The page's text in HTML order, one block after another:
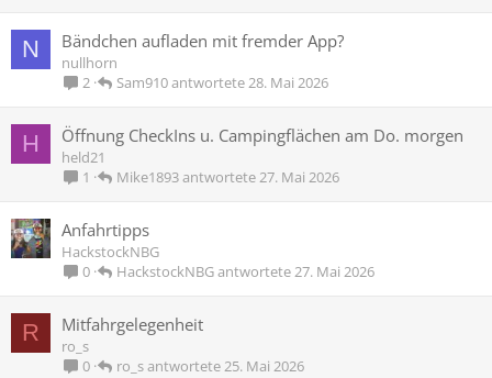
N Bändchen aufladen mit fremder App?
nullhorn
2
28. Mai 2026
Sam910
H Öffnung CheckIns u. Campingflächen am Do. morgen
held21
1
27. Mai 2026
Mike1893
Anfahrtipps
HackstockNBG
0
27. Mai 2026
HackstockNBG
R Mitfahrgelegenheit
ro_s
0
25. Mai 2026
ro_s